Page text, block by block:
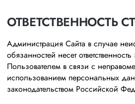
ОТВЕТСТВЕННОСТЬ
Администрация Сайта в случае
обязанностей несет
Пользователем в связи с
использованием персональных
законодательством Российской